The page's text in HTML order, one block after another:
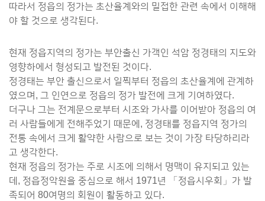
따라서 정읍의 정가는 초산율계와의 밀접한 관련 속에서 이해해
야 할 것으로 생각된다.
현재 정읍지역의 정가는 부안출신 가객인 석암 정경태의 지도와
영향하에서 형성되고 발전된 것이다.
정경태는 부안 출신으로서 일찍부터 정읍의 초산율계에 관계하
였으며, 그 인연으로 정읍의 정가 발전에 크게 기여하였다.
더구나 그는 전계문으로부터 시조와 가사를 이어받아 정읍의 여
러 사람들에게 전해주었기 때문에, 정경태를 정읍지역 정가의
전통 속에서 크게 활약한 사람으로 보는 것이 가장 타당하리라
고 생각한다.
현재 정읍의 정가는 주로 시조에 의해서 명맥이 유지되고 있는
데, 정읍정악원을 중심으로 해서 1971년 「정읍시우회」가 발
족되어 80여명의 회원이 활동하고 있다.